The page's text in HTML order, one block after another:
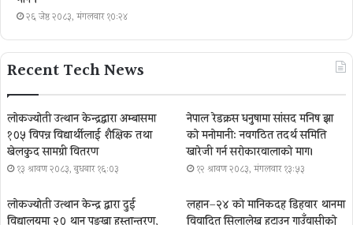
२६ जेष्ठ २०८३, मंगलवार १०:२४
Recent Tech News
लोकज्योती उत्थान केन्द्रद्वारा अम्बासमा
१०५ विपन्न विद्यार्थीलाई शैक्षिक तथा
खेलकुद सामग्री वितरण
१३ श्रावण २०८३, बुधबार १६:०३
नेपाल रेडक्रस धनुषामा सांसद मनिष झा
को मनोमानी: नवगठित तदर्थ समिति
खारेजी गर्न सरोकारवालाको माग।
१२ श्रावण २०८३, मंगलवार १३:५३
लोकज्योती उत्थान केन्द्र द्वारा दुई
लहान–२४ को मानिकदह डिहवार थानमा